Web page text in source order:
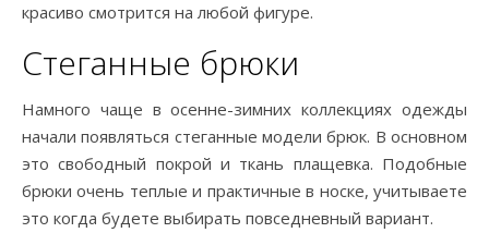
красиво смотрится на любой фигуре.
Стеганные брюки
Намного чаще в осенне-зимних коллекциях одежды
начали появляться стеганные модели брюк. В основном
это свободный покрой и ткань плащевка. Подобные
брюки очень теплые и практичные в носке, учитываете
это когда будете выбирать повседневный вариант.